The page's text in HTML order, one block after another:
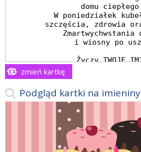
zmień kartkę
Podgląd kartki na imieniny